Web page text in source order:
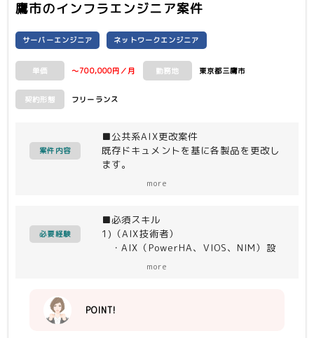
鷹市のインフラエンジニア案件
サーバーエンジニア ネットワークエンジニア
単価 ～700,000円／月 勤務地 東京都三鷹市
契約形態 フリーランス
案件内容
■公共系AIX更改案件
既存ドキュメントを基に各製品を更改し
ます。
1)AIX5名
2)ストレージ2名
3)WAS2名
4)Tivoli3名
more
必要経験
■必須スキル
1)（AIX技術者）
・AIX（PowerHA、VIOS、NIM）設
2)（ストレージ技術者）
・Discのサイジング
more
POINT!